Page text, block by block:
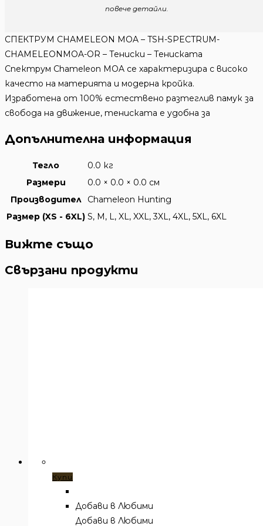
повече детайли.
СПЕКТРУМ CHAMELEON MOA – TSH-SPECTRUM-
CHAMELEONMOA-OR – Тениски – Тениската
Спектрум Chameleon MOA се характеризира с високо
качесто на материята и модерна кройка.
Изработена от 100% естествено разтеглив памук за
свобода на движение, тениската е удобна за
Допълнителна информация
Тегло
0.0 кг
Размери
0.0 × 0.0 × 0.0 см
Производител
Chameleon Hunting
Размер (XS - 6XL) S, M, L, XL, XXL, 3XL, 4XL, 5XL, 6XL
Вижте също
Свързани продукти
Купи
Добави в Любими
Добави в Любими